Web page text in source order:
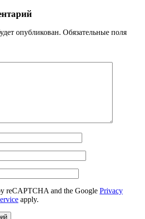
опубликован. Обязательные поля
reCAPTCHA and the Google Privacy
apply.